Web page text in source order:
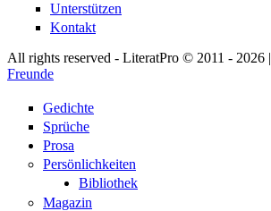
Unterstützen
Kontakt
All rights reserved - LiteratPro © 2011 - 2026 |
Freunde
Gedichte
Sprüche
Prosa
Persönlichkeiten
Bibliothek
Magazin